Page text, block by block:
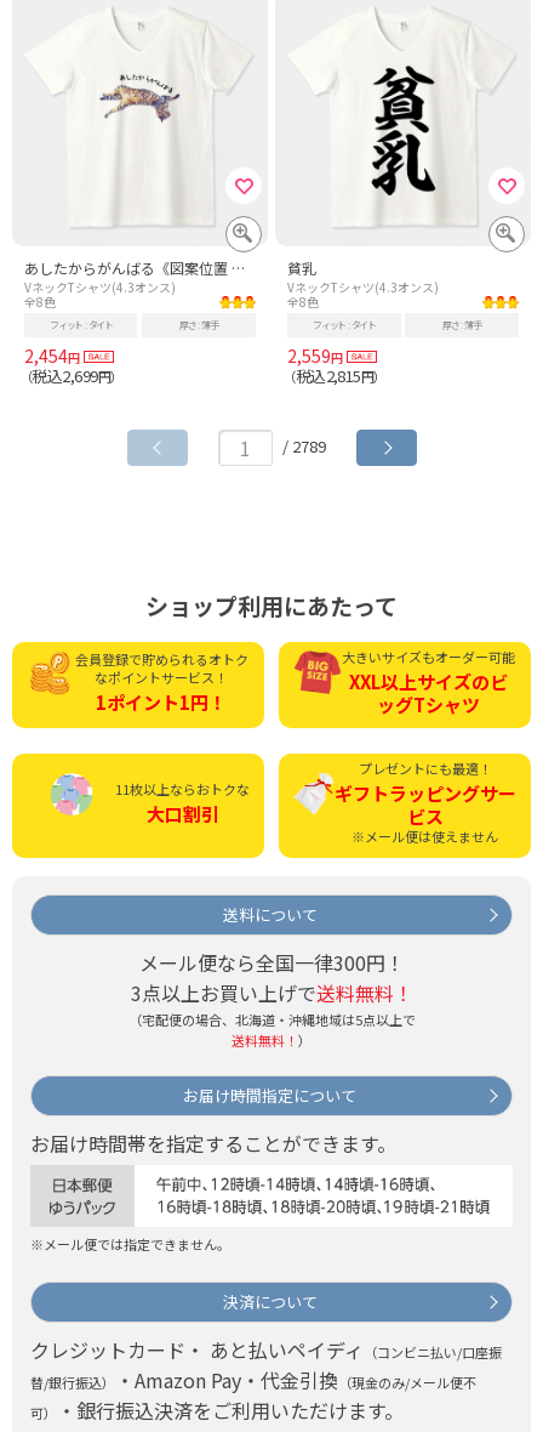
あしたからがんばる《図案位置 拡大縮小 文字入れ等 カスタマイズ可能》
VネックTシャツ(4.3オンス)
全8色
フィット タイト 厚さ 薄手
2,454円
（税込2,699円）
貧乳
VネックTシャツ(4.3オンス)
全8色
フィット タイト 厚さ 薄手
2,559円
（税込2,815円）
/ 2789
ショップ利用にあたって
会員登録で貯められるオトク
なポイントサービス！
1ポイント1円！
大きいサイズもオーダー可能
XXL以上サイズのビ
ッグTシャツ
11枚以上ならおトクな
大口割引
プレゼントにも最適！
ギフトラッピングサー
ビス
※メール便は使えません
送料について
メール便なら全国一律300円！
3点以上お買い上げで送料無料！
（宅配便の場合、北海道・沖縄地域は5点以上で
送料無料！ ）
お届け時間指定について
お届け時間帯を指定することができます。
※メール便では指定できません。
決済について
クレジットカード・ あと払いペイディ
（コンビニ払い/口座振
替/銀行振込）
・Amazon Pay・代金引換 （現金のみ/メール便不
可）
・銀行振込決済をご利用いただけます。